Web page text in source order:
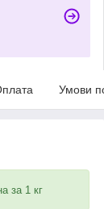
Умови
за 1 кг